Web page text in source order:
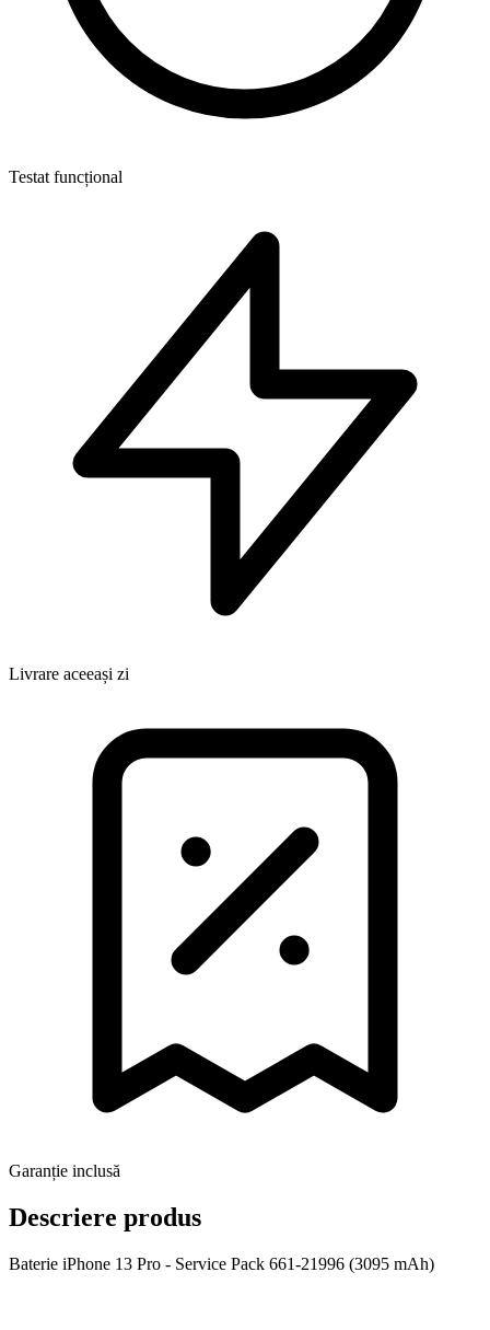
Testat funcțional
Livrare aceeași zi
Garanție inclusă
Descriere produs
Baterie iPhone 13 Pro - Service Pack 661-21996 (3095 mAh)